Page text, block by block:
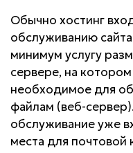
Обычно хостинг
обслуживанию
минимум услугу
сервере, на
необходимое для
файлам (веб-
обслуживание уже
места для